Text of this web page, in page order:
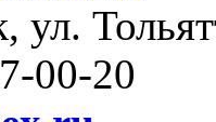
ул.
00-20